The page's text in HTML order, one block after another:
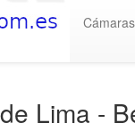
Lima -